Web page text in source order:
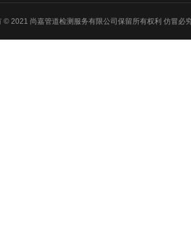
© 2021 尚嘉管道检测服务有限公司保留所有权利 仿冒